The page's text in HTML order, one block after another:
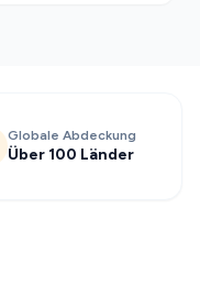
Globale Abdeckung
Über 100 Länder